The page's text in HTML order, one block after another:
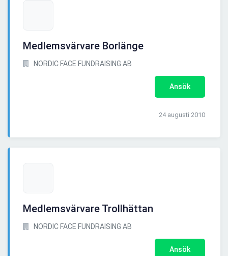
Medlemsvärvare Borlänge
NORDIC FACE FUNDRAISING AB
Ansök
24 augusti 2010
Medlemsvärvare Trollhättan
NORDIC FACE FUNDRAISING AB
Ansök